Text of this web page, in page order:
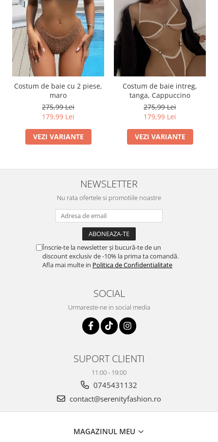
Costum de baie cu 2 piese,
maro
275,99 Lei
179,99 Lei
VEZI VARIANTE
Costum de baie intreg,
tanga, Cappuccino
275,99 Lei
179,99 Lei
VEZI VARIANTE
NEWSLETTER
Nu rata ofertele si promotiile noastre
Înscrie-te la newsletter și bucură-te de un
discount exclusiv de -10% la prima ta comandă.
Afla mai multe in Politica de Confidentialitate
SOCIAL
Urmareste-ne in social media
SUPORT CLIENTI
11:00 - 19:00
0745431132
contact@serenityfashion.ro
MAGAZINUL MEU